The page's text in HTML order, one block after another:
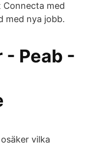
Connecta med
med nya jobb.
- Peab -
vilka